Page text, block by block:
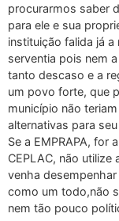
procurarmos saber
para ele e sua
instituição falida já
serventia pois nem
tanto descaso e a
um povo forte, que
município não
alternativas para
Se a EMPRAPA, for
CEPLAC, não
venha
como um todo,não
nem tão pouco